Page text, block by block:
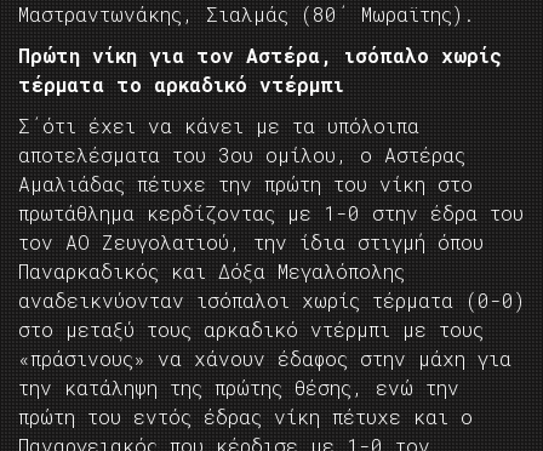
Μαστραντωνάκης, Σιαλμάς (80΄ Μωραϊτης).
Πρώτη νίκη για τον Αστέρα, ισόπαλο χωρίς
τέρματα το αρκαδικό ντέρμπι
Σ΄ότι έχει να κάνει με τα υπόλοιπα
αποτελέσματα του 3ου ομίλου, ο Αστέρας
Αμαλιάδας πέτυχε την πρώτη του νίκη στο
πρωτάθλημα κερδίζοντας με 1-0 στην έδρα του
τον ΑΟ Ζευγολατιού, την ίδια στιγμή όπου
Παναρκαδικός και Δόξα Μεγαλόπολης
αναδεικνύονταν ισόπαλοι χωρίς τέρματα (0-0)
στο μεταξύ τους αρκαδικό ντέρμπι με τους
«πράσινους» να χάνουν έδαφος στην μάχη για
την κατάληψη της πρώτης θέσης, ενώ την
πρώτη του εντός έδρας νίκη πέτυχε και ο
Παναργειακός που κέρδισε με 1-0 τον